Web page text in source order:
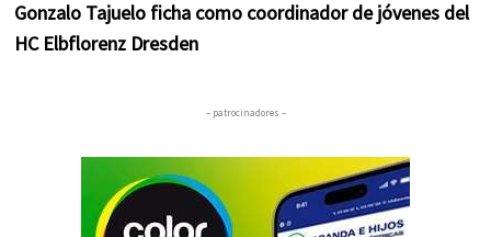
Gonzalo Tajuelo ficha como coordinador de jóvenes del
HC Elbflorenz Dresden
– patrocinadores –